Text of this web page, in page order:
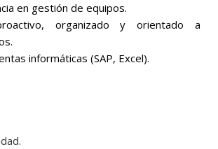
en gestión de equipos.
organizado y orientado a
informáticas (SAP, Excel).